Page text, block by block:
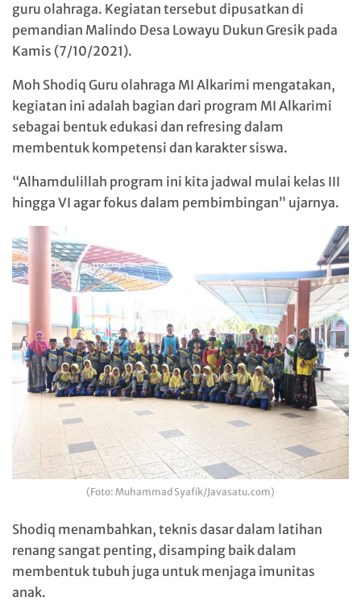
guru olahraga. Kegiatan tersebut dipusatkan di
pemandian Malindo Desa Lowayu Dukun Gresik pada
Kamis (7/10/2021).
Moh Shodiq Guru olahraga MI Alkarimi mengatakan,
kegiatan ini adalah bagian dari program MI Alkarimi
sebagai bentuk edukasi dan refresing dalam
membentuk kompetensi dan karakter siswa.
“Alhamdulillah program ini kita jadwal mulai kelas III
hingga VI agar fokus dalam pembimbingan” ujarnya.
(Foto: Muhammad Syafik/Javasatu.com)
Shodiq menambahkan, teknis dasar dalam latihan
renang sangat penting, disamping baik dalam
membentuk tubuh juga untuk menjaga imunitas
anak.